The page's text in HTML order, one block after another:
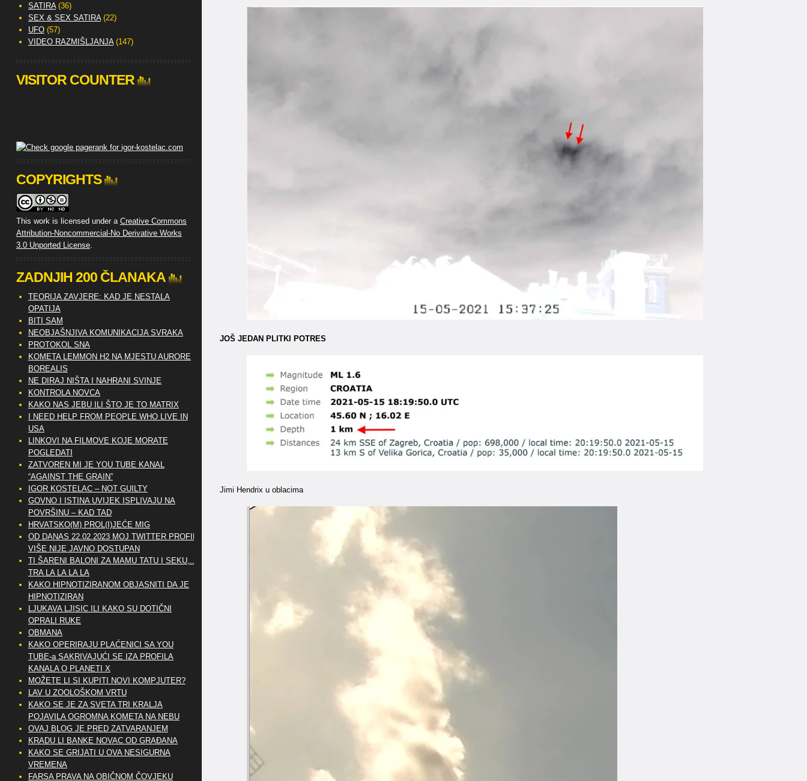
JOŠ JEDAN PLITKI POTRES
Jimi Hendrix u oblacima
SATIRA(36)
SEX & SEX SATIRA(22)
UFO(57)
VIDEO RAZMIŠLJANJA(147)
VISITOR COUNTER
COPYRIGHTS
This work is licensed under a Creative Commons
Attribution-Noncommercial-No Derivative Works
3.0 Unported License.
ZADNJIH 200 ČLANAKA
TEORIJA ZAVJERE: KAD JE NESTALA
OPATIJA
BITI SAM
NEOBJAŠNJIVA KOMUNIKACIJA SVRAKA
PROTOKOL SNA
KOMETA LEMMON H2 NA MJESTU AURORE
BOREALIS
NE DIRAJ NIŠTA I NAHRANI SVINJE
KONTROLA NOVCA
KAKO NAS JEBU ILI ŠTO JE TO MATRIX
I NEED HELP FROM PEOPLE WHO LIVE IN
USA
LINKOVI NA FILMOVE KOJE MORATE
POGLEDATI
ZATVOREN MI JE YOU TUBE KANAL
“AGAINST THE GRAIN”
IGOR KOSTELAC – NOT GUILTY
GOVNO I ISTINA UVIJEK ISPLIVAJU NA
POVRŠINU – KAD TAD
HRVATSKO(M) PROL(I)JEĆE MIG
OD DANAS 22.02.2023 MOJ TWITTER PROFIL
VIŠE NIJE JAVNO DOSTUPAN
TI ŠARENI BALONI ZA MAMU TATU I SEKU,..
TRA LA LA LA LA
KAKO HIPNOTIZIRANOM OBJASNITI DA JE
HIPNOTIZIRAN
LJUKAVA LJISIC ILI KAKO SU DOTIČNI
OPRALI RUKE
OBMANA
KAKO OPERIRAJU PLAĆENICI SA YOU
TUBE-a SAKRIVAJUĆI SE IZA PROFILA
KANALA O PLANETI X
MOŽETE LI SI KUPITI NOVI KOMPJUTER?
LAV U ZOOLOŠKOM VRTU
KAKO SE JE ZA SVETA TRI KRALJA
POJAVILA OGROMNA KOMETA NA NEBU
OVAJ BLOG JE PRED ZATVARANJEM
KRADU LI BANKE NOVAC OD GRAĐANA
KAKO SE GRIJATI U OVA NESIGURNA
VREMENA
FARSA PRAVA NA OBIČNOM ČOVJEKU